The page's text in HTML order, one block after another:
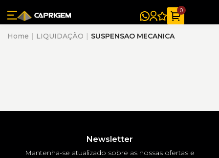
0
Home LIQUIDAÇÃO SUSPENSAO MECANICA
Newsletter
Mantenha-se atualizado sobre as nossas ofertas e